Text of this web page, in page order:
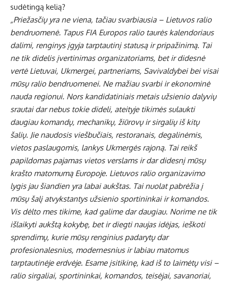
sudėtingą kelią?
„Priežasčių yra ne viena, tačiau svarbiausia – Lietuvos ralio
bendruomenė. Tapus FIA Europos ralio taurės kalendoriaus
dalimi, renginys įgyja tarptautinį statusą ir pripažinimą. Tai
ne tik didelis įvertinimas organizatoriams, bet ir didesnė
vertė Lietuvai, Ukmergei, partneriams, Savivaldybei bei visai
mūsų ralio bendruomenei. Ne mažiau svarbi ir ekonominė
nauda regionui. Nors kandidatiniais metais užsienio dalyvių
srautai dar nebus tokie dideli, ateityje tikimės sulaukti
daugiau komandų, mechanikų, žiūrovų ir sirgalių iš kitų
šalių. Jie naudosis viešbučiais, restoranais, degalinėmis,
vietos paslaugomis, lankys Ukmergės rajoną. Tai reikš
papildomas pajamas vietos verslams ir dar didesnį mūsų
krašto matomumą Europoje. Lietuvos ralio organizavimo
lygis jau šiandien yra labai aukštas. Tai nuolat pabrėžia į
mūsų šalį atvykstantys užsienio sportininkai ir komandos.
Vis dėlto mes tikime, kad galime dar daugiau. Norime ne tik
išlaikyti aukštą kokybę, bet ir diegti naujas idėjas, ieškoti
sprendimų, kurie mūsų renginius padarytų dar
profesionalesnius, modernesnius ir labiau matomus
tarptautinėje erdvėje. Esame įsitikinę, kad iš to laimėtų visi –
ralio sirgaliai, sportininkai, komandos, teisėjai, savanoriai,